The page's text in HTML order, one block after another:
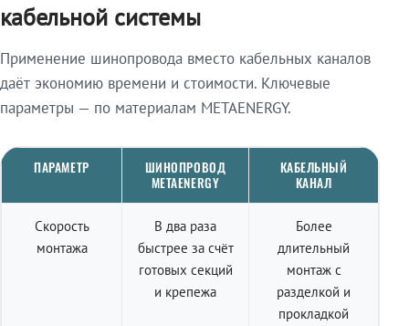
кабельной системы
Применение шинопровода вместо кабельных каналов
даёт экономию времени и стоимости. Ключевые
параметры — по материалам METAENERGY.
ПАРАМЕТР
ШИНОПРОВОД
METAENERGY
КАБЕЛЬНЫЙ
КАНАЛ
Скорость
монтажа
В два раза
быстрее за счёт
готовых секций
и крепежа
Более
длительный
монтаж с
разделкой и
прокладкой